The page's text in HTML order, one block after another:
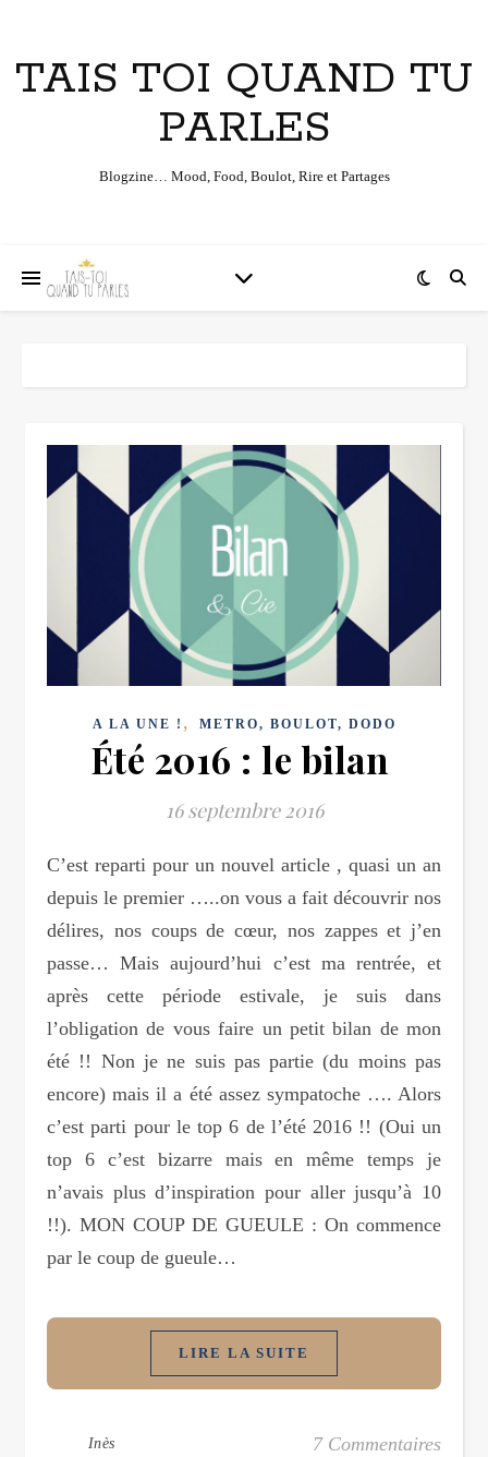
TAIS TOI QUAND TU
PARLES
Blogzine… Mood, Food, Boulot, Rire et Partages
A LA UNE ! , METRO, BOULOT, DODO
Été 2016 : le bilan
16 septembre 2016
C’est reparti pour un nouvel article , quasi un an
depuis le premier …..on vous a fait découvrir nos
délires, nos coups de cœur, nos zappes et j’en
passe… Mais aujourd’hui c’est ma rentrée, et
après cette période estivale, je suis dans
l’obligation de vous faire un petit bilan de mon
été !! Non je ne suis pas partie (du moins pas
encore) mais il a été assez sympatoche …. Alors
c’est parti pour le top 6 de l’été 2016 !! (Oui un
top 6 c’est bizarre mais en même temps je
n’avais plus d’inspiration pour aller jusqu’à 10
!!). MON COUP DE GUEULE : On commence
par le coup de gueule…
LIRE LA SUITE
Inès 7 Commentaires